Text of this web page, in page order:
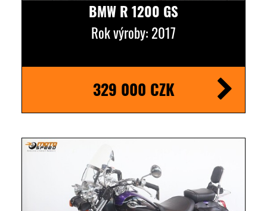
BMW R 1200 GS
Rok výroby: 2017
329 000 CZK